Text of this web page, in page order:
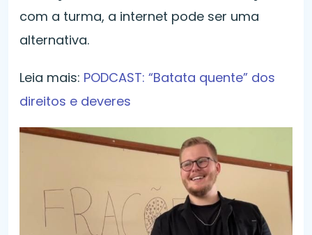
com a turma, a internet pode ser uma
alternativa.
Leia mais: PODCAST: “Batata quente” dos
direitos e deveres